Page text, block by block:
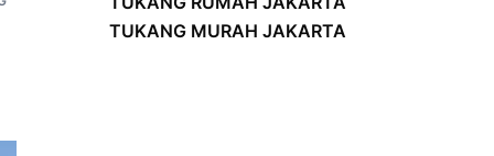
TUKANG MURAH JAKARTA